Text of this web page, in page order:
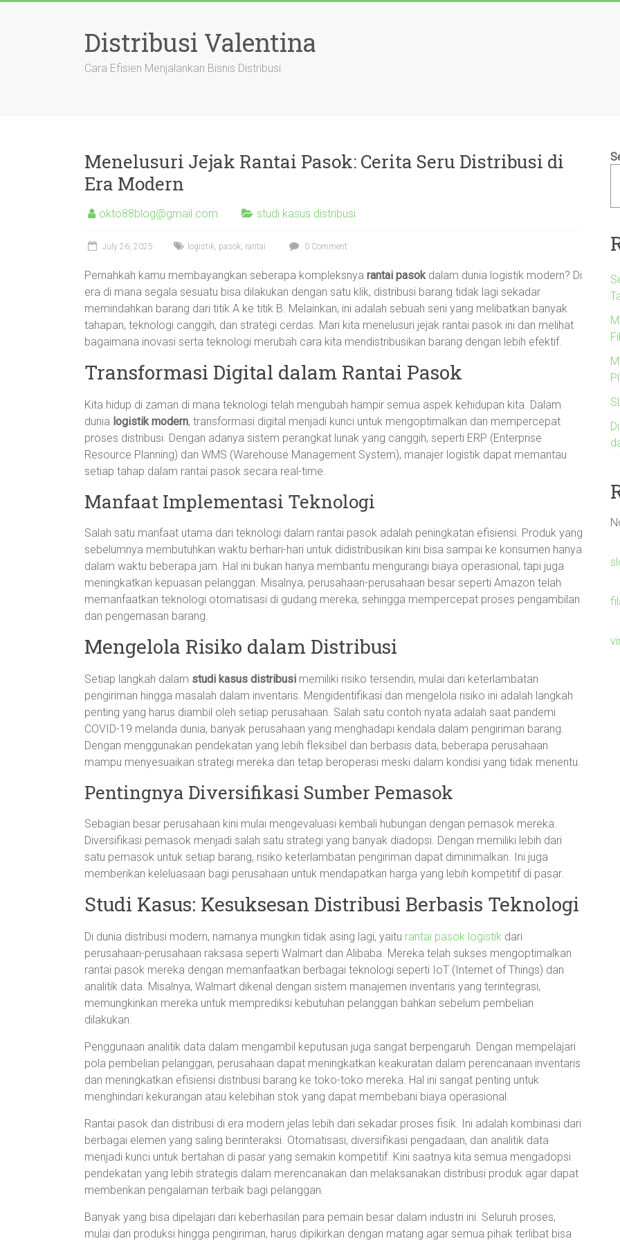
Distribusi Valentina
Cara Efisien Menjalankan Bisnis Distribusi
Menelusuri Jejak Rantai Pasok: Cerita Seru Distribusi di
Era Modern
okto88blog@gmail.com studi kasus distribusi
July 26, 2025 logistik, pasok, rantai 0 Comment
Pernahkah kamu membayangkan seberapa kompleksnya rantai pasokdalam dunia logistik modern? Di
era di mana segala sesuatu bisa dilakukan dengan satu klik, distribusi barang tidak lagi sekadar
memindahkan barang dari titik A ke titik B. Melainkan, ini adalah sebuah seni yang melibatkan banyak
tahapan, teknologi canggih, dan strategi cerdas. Mari kita menelusuri jejak rantai pasok ini dan melihat
bagaimana inovasi serta teknologi merubah cara kita mendistribusikan barang dengan lebih efektif.
Transformasi Digital dalam Rantai Pasok
Kita hidup di zaman di mana teknologi telah mengubah hampir semua aspek kehidupan kita. Dalam
dunia logistik modern, transformasi digital menjadi kunci untuk mengoptimalkan dan mempercepat
proses distribusi. Dengan adanya sistem perangkat lunak yang canggih, seperti ERP (Enterprise
Resource Planning) dan WMS (Warehouse Management System), manajer logistik dapat memantau
setiap tahap dalam rantai pasok secara real-time.
Manfaat Implementasi Teknologi
Salah satu manfaat utama dari teknologi dalam rantai pasok adalah peningkatan efisiensi. Produk yang
sebelumnya membutuhkan waktu berhari-hari untuk didistribusikan kini bisa sampai ke konsumen hanya
dalam waktu beberapa jam. Hal ini bukan hanya membantu mengurangi biaya operasional, tapi juga
meningkatkan kepuasan pelanggan. Misalnya, perusahaan-perusahaan besar seperti Amazon telah
memanfaatkan teknologi otomatisasi di gudang mereka, sehingga mempercepat proses pengambilan
dan pengemasan barang.
Mengelola Risiko dalam Distribusi
Setiap langkah dalam studi kasus distribusi memiliki risiko tersendiri, mulai dari keterlambatan
pengiriman hingga masalah dalam inventaris. Mengidentifikasi dan mengelola risiko ini adalah langkah
penting yang harus diambil oleh setiap perusahaan. Salah satu contoh nyata adalah saat pandemi
COVID-19 melanda dunia, banyak perusahaan yang menghadapi kendala dalam pengiriman barang.
Dengan menggunakan pendekatan yang lebih fleksibel dan berbasis data, beberapa perusahaan
mampu menyesuaikan strategi mereka dan tetap beroperasi meski dalam kondisi yang tidak menentu.
Pentingnya Diversifikasi Sumber Pemasok
Sebagian besar perusahaan kini mulai mengevaluasi kembali hubungan dengan pemasok mereka.
Diversifikasi pemasok menjadi salah satu strategi yang banyak diadopsi. Dengan memiliki lebih dari
satu pemasok untuk setiap barang, risiko keterlambatan pengiriman dapat diminimalkan. Ini juga
memberikan keleluasaan bagi perusahaan untuk mendapatkan harga yang lebih kompetitif di pasar.
Studi Kasus: Kesuksesan Distribusi Berbasis Teknologi
Di dunia distribusi modern, namanya mungkin tidak asing lagi, yaitu rantai pasok logistik dari
perusahaan-perusahaan raksasa seperti Walmart dan Alibaba. Mereka telah sukses mengoptimalkan
rantai pasok mereka dengan memanfaatkan berbagai teknologi seperti IoT (Internet of Things) dan
analitik data. Misalnya, Walmart dikenal dengan sistem manajemen inventaris yang terintegrasi,
memungkinkan mereka untuk memprediksi kebutuhan pelanggan bahkan sebelum pembelian
dilakukan.
Penggunaan analitik data dalam mengambil keputusan juga sangat berpengaruh. Dengan mempelajari
pola pembelian pelanggan, perusahaan dapat meningkatkan keakuratan dalam perencanaan inventaris
dan meningkatkan efisiensi distribusi barang ke toko-toko mereka. Hal ini sangat penting untuk
menghindari kekurangan atau kelebihan stok yang dapat membebani biaya operasional.
Rantai pasok dan distribusi di era modern jelas lebih dari sekadar proses fisik. Ini adalah kombinasi dari
berbagai elemen yang saling berinteraksi. Otomatisasi, diversifikasi pengadaan, dan analitik data
menjadi kunci untuk bertahan di pasar yang semakin kompetitif. Kini saatnya kita semua mengadopsi
pendekatan yang lebih strategis dalam merencanakan dan melaksanakan distribusi produk agar dapat
memberikan pengalaman terbaik bagi pelanggan.
Banyak yang bisa dipelajari dari keberhasilan para pemain besar dalam industri ini. Seluruh proses,
mulai dari produksi hingga pengiriman, harus dipikirkan dengan matang agar semua pihak terlibat bisa